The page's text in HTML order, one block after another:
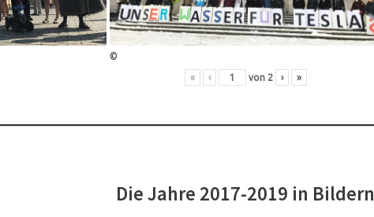
©
« ‹ von 2 › »
Die Jahre 2017-2019 in Bildern